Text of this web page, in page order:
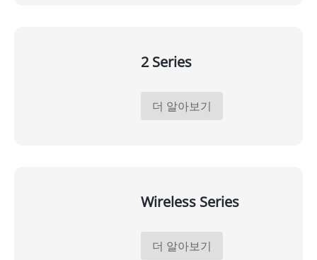
2 Series
더 알아보기
Wireless Series
더 알아보기